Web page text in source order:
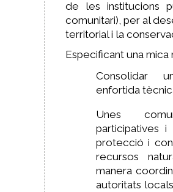
de les institucions
comunitari), per al
territorial i la
Especificant una mica
Consolidar
enfortida
Unes
participatives
protecció i
recursos
manera
autoritats